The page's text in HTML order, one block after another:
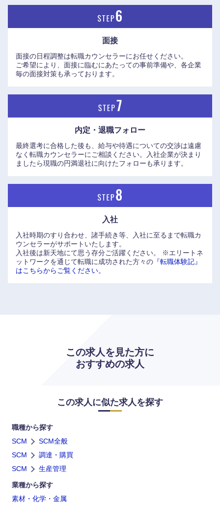
面接
面接の日程調整は転職カウンセラーにお任せください。
ご希望により、面接に臨むにあたっての事前準備や、各企業
毎の面接対策も承っております。
内定・退職フォロー
最終選考に合格した後も、給与や待遇についての交渉は遠慮
なく転職カウンセラーにご相談ください。入社企業が決まり
ましたら現職の円満退社に向けたフォローも承ります。
入社
入社時期のすり合わせ、諸手続き等、入社に至るまで転職カ
ウンセラーがサポートいたします。
入社後は新天地にて思う存分ご活躍ください。
※エリートネ
ットワークを通じて転職に成功された方々の 『転職体験記』
はこちらからご覧ください。
この求人を見た方に
おすすめの求人
この求人に似た求人を探す
職種から探す
SCM
SCM全般
SCM
調達・購買
SCM
生産管理
業種から探す
素材・化学・金属